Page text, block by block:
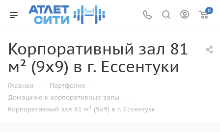
0
Корпоративный зал 81
м² (9x9) в г. Ессентуки
Главная — Портфолио —
Домашние и корпоративные залы —
Корпоративный зал 81 м² (9x9) в г. Ессентуки